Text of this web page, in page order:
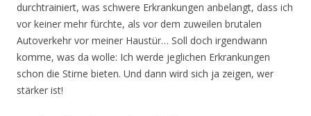
durchtrainiert, was schwere Erkrankungen anbelangt, dass ich
vor keiner mehr fürchte, als vor dem zuweilen brutalen
Autoverkehr vor meiner Haustür… Soll doch irgendwann
komme, was da wolle: Ich werde jeglichen Erkrankungen
schon die Stirne bieten. Und dann wird sich ja zeigen, wer
stärker ist!